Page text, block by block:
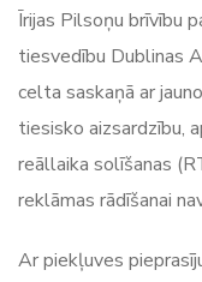
Īrijas Pilsoņu brīvību
tiesvedību Dublinas
celta saskaņā ar
tiesisko aizsardzību,
reāllaika solīšanas
reklāmas rādīšanai
Ar piekļuves